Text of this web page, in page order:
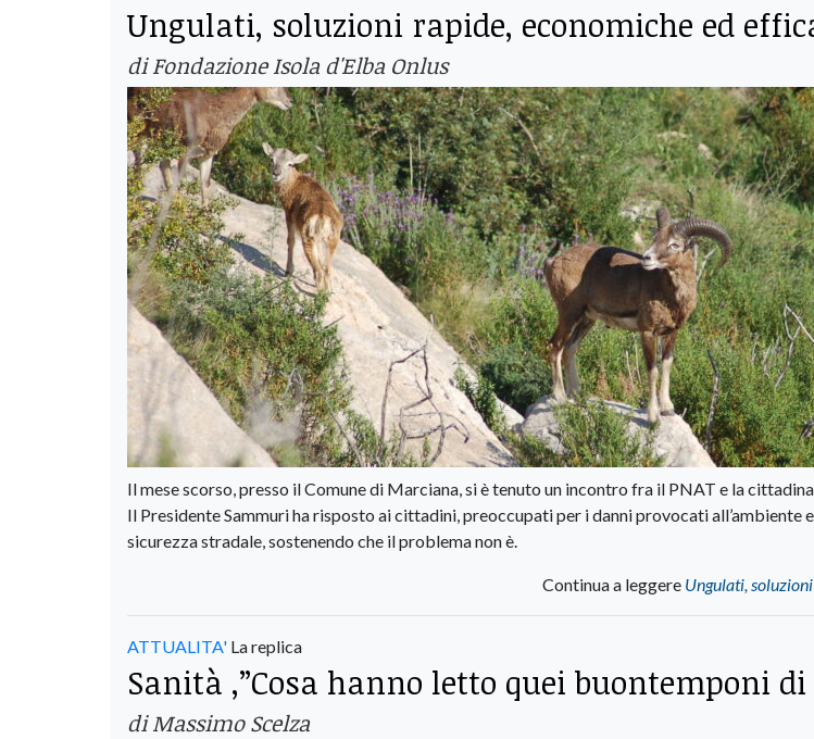
Ungulati, soluzioni rapide, economiche ed
di Fondazione Isola d'Elba Onlus
Il mese scorso, presso il Comune di Marciana, si è tenuto un incontro fra il PNAT e la
Il Presidente Sammuri ha risposto ai cittadini, preoccupati per i danni provocati all’ambiente
sicurezza stradale, sostenendo che il problema non è.
Continua a leggere Ungulati,
ATTUALITA' La replica
Sanità ,”Cosa hanno letto quei buontemponi
di Massimo Scelza